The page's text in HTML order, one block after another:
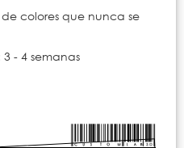
colores que nunca se
- 4 semanas